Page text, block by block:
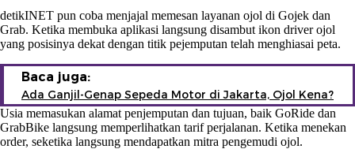
detikINET pun coba menjajal memesan layanan ojol di Gojek dan
Grab. Ketika membuka aplikasi langsung disambut ikon driver ojol
yang posisinya dekat dengan titik pejemputan telah menghiasai peta.
Baca juga:
Ada Ganjil-Genap Sepeda Motor di Jakarta, Ojol Kena?
Usia memasukan alamat penjemputan dan tujuan, baik GoRide dan
GrabBike langsung memperlihatkan tarif perjalanan. Ketika menekan
order, seketika langsung mendapatkan mitra pengemudi ojol.